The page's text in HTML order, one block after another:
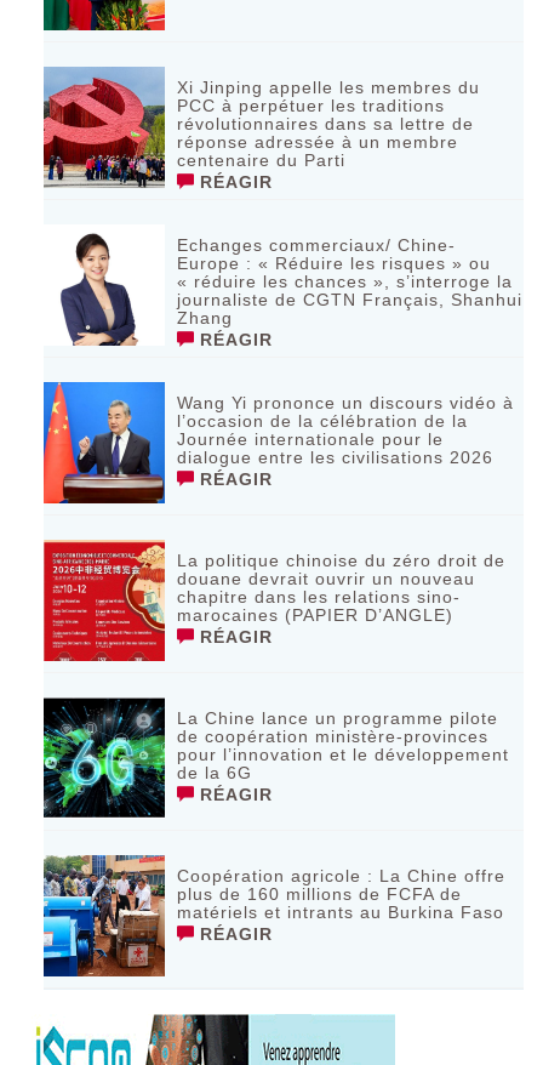
Xi Jinping appelle les membres du
PCC à perpétuer les traditions
révolutionnaires dans sa lettre de
réponse adressée à un membre
centenaire du Parti
RÉAGIR
Echanges commerciaux/ Chine-
Europe : « Réduire les risques » ou
« réduire les chances », s’interroge la
journaliste de CGTN Français, Shanhui
Zhang
RÉAGIR
Wang Yi prononce un discours vidéo à
l’occasion de la célébration de la
Journée internationale pour le
dialogue entre les civilisations 2026
RÉAGIR
La politique chinoise du zéro droit de
douane devrait ouvrir un nouveau
chapitre dans les relations sino-
marocaines (PAPIER D’ANGLE)
RÉAGIR
La Chine lance un programme pilote
de coopération ministère-provinces
pour l’innovation et le développement
de la 6G
RÉAGIR
Coopération agricole : La Chine offre
plus de 160 millions de FCFA de
matériels et intrants au Burkina Faso
RÉAGIR